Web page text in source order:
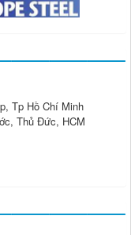
Tp Hồ Chí Minh
Thủ Đức, HCM